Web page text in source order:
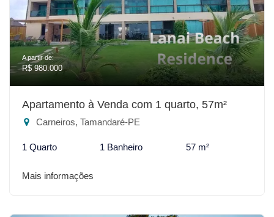
A partir de:
R$ 980.000
Apartamento à Venda com 1 quarto, 57m²
Carneiros, Tamandaré-PE
1 Quarto 1 Banheiro 57 m²
Mais informações